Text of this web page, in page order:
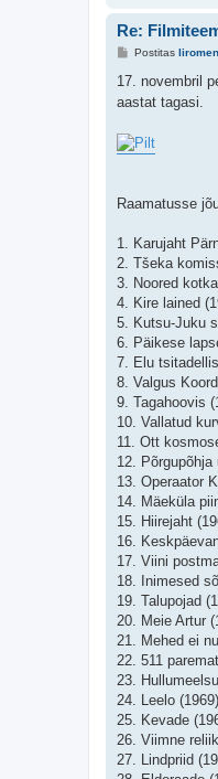
Re:
P
s
i
s
Postitas
17. novembril
aastat tagasi.
Raamatusse
1. Karujaht
2. Tšeka
3. Noored
4. Kire lained
5. Kutsu-Juku
6. Päikese
7. Elu
8. Valgus
9. Tagahoovis
10. Vallatud
11. Ott
12. Põrgupõhja
13. Operaator
14. Mäeküla
15. Hiirejaht
16.
17. Viini
18. Inimesed
19. Talupojad
20. Meie Artur
21. Mehed ei
22. 511
23.
24. Leelo (1969)
25. Kevade
26. Viimne
27. Lindpriid